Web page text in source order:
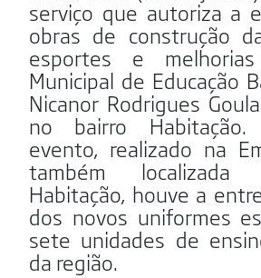
serviço que autoriza a
obras de construção
esportes e
Municipal de Educação
Nicanor Rodrigues
no bairro
evento, realizado na
também
Habitação, houve a
dos novos uniformes
sete unidades de
da região.